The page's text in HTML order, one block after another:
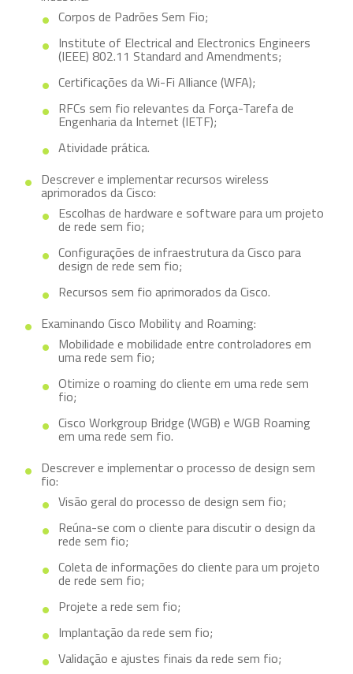
Corpos de Padrões Sem Fio;
Institute of Electrical and Electronics Engineers
(IEEE) 802.11 Standard and Amendments;
Certificações da Wi-Fi Alliance (WFA);
RFCs sem fio relevantes da Força-Tarefa de
Engenharia da Internet (IETF);
Atividade prática.
Descrever e implementar recursos wireless
aprimorados da Cisco:
Escolhas de hardware e software para um projeto
de rede sem fio;
Configurações de infraestrutura da Cisco para
design de rede sem fio;
Recursos sem fio aprimorados da Cisco.
Examinando Cisco Mobility and Roaming:
Mobilidade e mobilidade entre controladores em
uma rede sem fio;
Otimize o roaming do cliente em uma rede sem
fio;
Cisco Workgroup Bridge (WGB) e WGB Roaming
em uma rede sem fio.
Descrever e implementar o processo de design sem
fio:
Visão geral do processo de design sem fio;
Reúna-se com o cliente para discutir o design da
rede sem fio;
Coleta de informações do cliente para um projeto
de rede sem fio;
Projete a rede sem fio;
Implantação da rede sem fio;
Validação e ajustes finais da rede sem fio;